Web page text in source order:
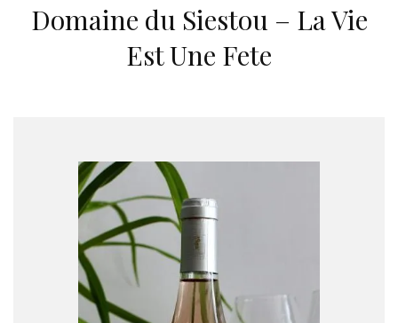
Domaine du Siestou – La Vie
Est Une Fete